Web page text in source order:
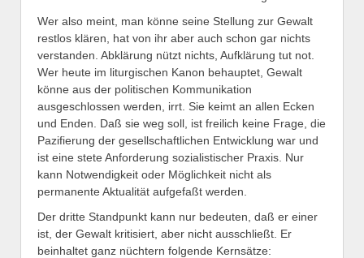
Wer also meint, man könne seine Stellung zur Gewalt
restlos klären, hat von ihr aber auch schon gar nichts
verstanden. Abklärung nützt nichts, Aufklärung tut not.
Wer heute im liturgischen Kanon behauptet, Gewalt
könne aus der politischen Kommunikation
ausgeschlossen werden, irrt. Sie keimt an allen Ecken
und Enden. Daß sie weg soll, ist freilich keine Frage, die
Pazifierung der gesellschaftlichen Entwicklung war und
ist eine stete Anforderung sozialistischer Praxis. Nur
kann Notwendigkeit oder Möglichkeit nicht als
permanente Aktualität aufgefaßt werden.
Der dritte Standpunkt kann nur bedeuten, daß er einer
ist, der Gewalt kritisiert, aber nicht ausschließt. Er
beinhaltet ganz nüchtern folgende Kernsätze: